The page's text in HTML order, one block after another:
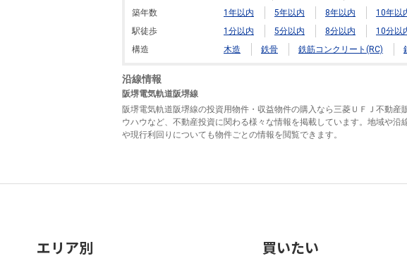
築年数
1年以内 5年以内 8年以内 10年以
駅徒歩
1分以内 5分以内 8分以内 10分以
構造
木造 鉄骨 鉄筋コンクリート(RC)
沿線情報
阪堺電気軌道阪堺線
阪堺電気軌道阪堺線の投資用物件・収益物件の購入なら三菱ＵＦＪ不動
ウハウなど、不動産投資に関わる様々な情報を掲載しています。地域や
や現行利回りについても物件ごとの情報を閲覧できます。
エリア別 買いたい